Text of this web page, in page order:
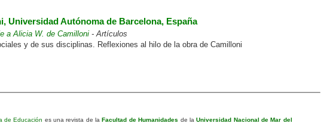
Universidad Autónoma de Barcelona, España
a Alicia W. de Camilloni - Artículos
y de sus disciplinas. Reflexiones al hilo de la obra de Camilloni
de Educación es una revista de la Facultad de Humanidades de la Universidad Nacional de Mar del